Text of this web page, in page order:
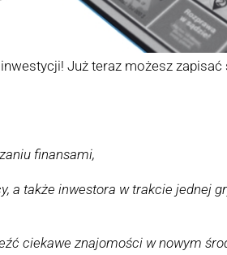
Już teraz możesz
finansami,
a także inwestora w trakcie jednej
ciekawe znajomości w nowym